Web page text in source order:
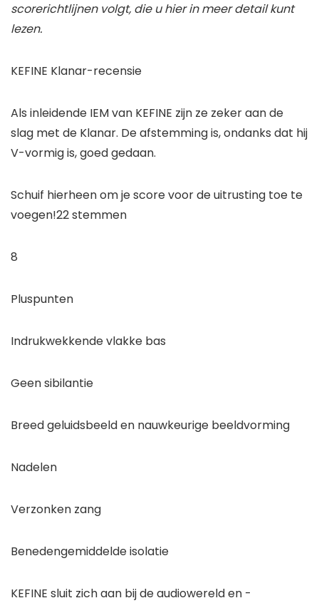
scorerichtlijnen volgt, die u hier in meer detail kunt
lezen.
KEFINE Klanar-recensie
Als inleidende IEM van KEFINE zijn ze zeker aan de
slag met de Klanar. De afstemming is, ondanks dat hij
V-vormig is, goed gedaan.
Schuif hierheen om je score voor de uitrusting toe te
voegen!22 stemmen
8
Pluspunten
Indrukwekkende vlakke bas
Geen sibilantie
Breed geluidsbeeld en nauwkeurige beeldvorming
Nadelen
Verzonken zang
Benedengemiddelde isolatie
KEFINE sluit zich aan bij de audiowereld en -